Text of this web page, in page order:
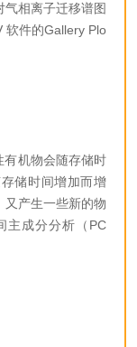
对气相离子迁移谱图
软件的Gallery Plo
有机物会随存储时
存储时间增加而增
，又产生一些新的物
主成分分析（PC